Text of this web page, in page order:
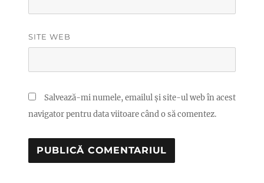
SITE WEB
Salvează-mi numele, emailul și site-ul web în acest
navigator pentru data viitoare când o să comentez.